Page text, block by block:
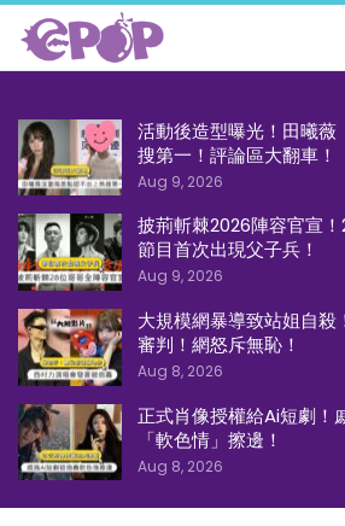
活動後造型曝光！田曦薇
搜第一！評論區大翻車！
Aug 9, 2026
披荊斬棘2026陣容官宣
節目首次出現父子兵！
Aug 9, 2026
大規模網暴導致站姐自殺
審判！網怒斥無恥！
Aug 8, 2026
正式肖像授權給Ai短劇！
「軟色情」擦邊！
Aug 8, 2026